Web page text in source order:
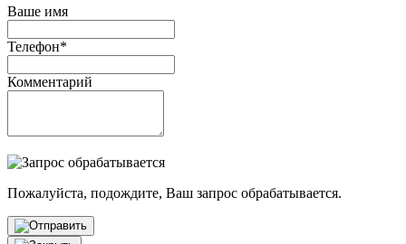
Ваше имя
Телефон*
Комментарий
Пожалуйста, подождите, Ваш запрос обрабатывается.